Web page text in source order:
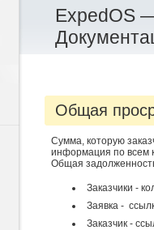
ExpedOS
Общая
Сумма, которую
информация по всем
Общая
Заказчики -
Заявка -
Заказчик -